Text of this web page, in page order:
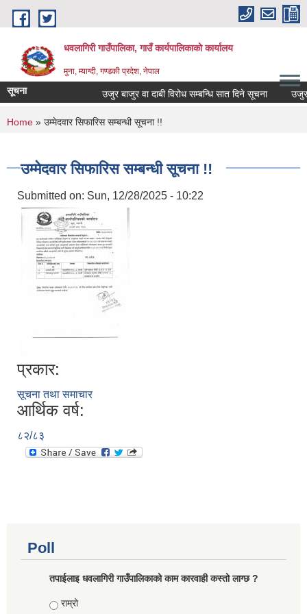
Skip to main content
धवलागिरी गाउँपालिका, गाउँ कार्यपालिकाको कार्यालय
मुना, म्याग्दी, गण्डकी प्रदेश, नेपाल
सूचना उजुर बाजुर वा दाबी विरोध सम्बन्धि सात दिने सूचना उजुर
You are here
Home » उम्मेदवार सिफारिस सम्बन्धी सूचना !!
उम्मेदवार सिफारिस सम्बन्धी सूचना !!
Submitted on: Sun, 12/28/2025 - 10:22
प्रकार:
सूचना तथा समाचार
आर्थिक वर्ष:
८२/८३
Poll
तपाईलाइ धवलागिरी गाउँपालिकाको काम कारवाही कस्तो लाग्छ ?
Choices
राम्रो